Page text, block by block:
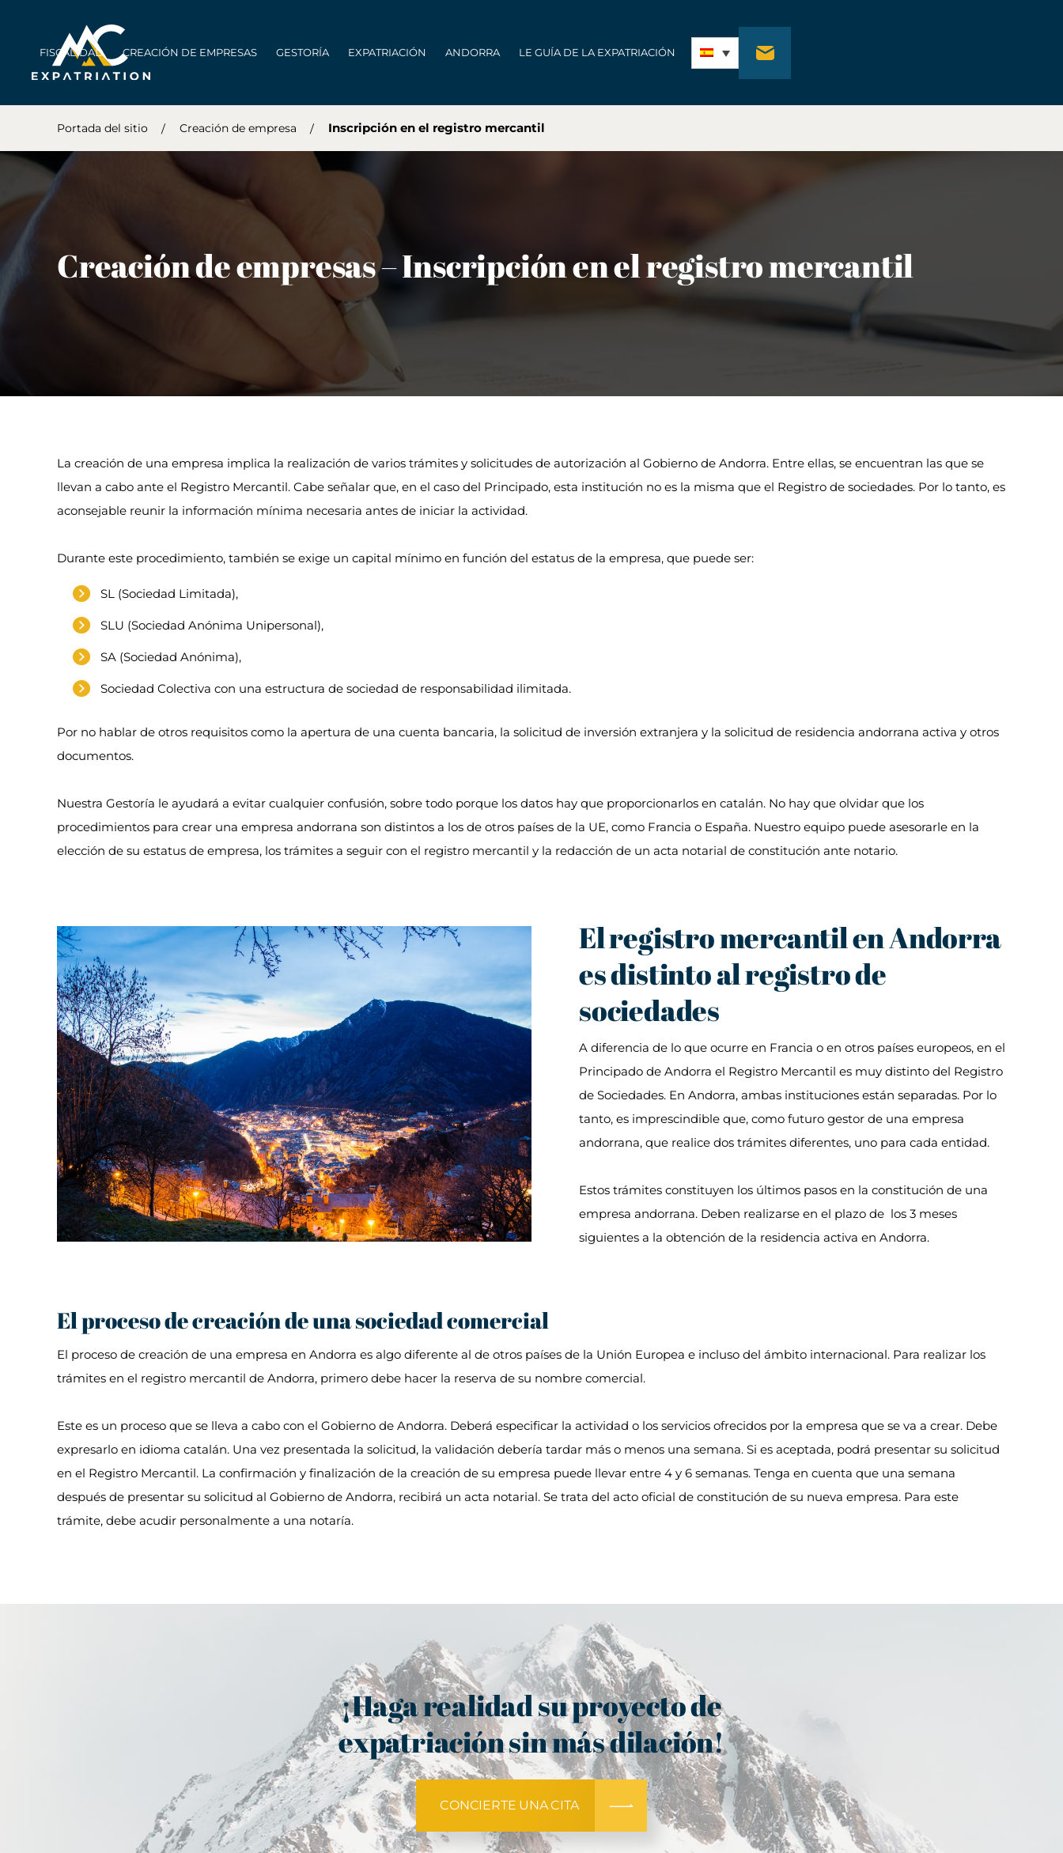
FISCALIDAD CREACIÓN DE EMPRESAS GESTORÍA EXPATRIACIÓN ANDORRA LE GUÍA DE LA EXPATRIACIÓN
Portada del sitio Creación de empresa Inscripción en el registro mercantil
Creación de empresas – Inscripción en el registro mercantil
La creación de una empresa implica la realización de varios trámites y solicitudes de autorización al Gobierno de Andorra. Entre ellas, se encuentran las que se
llevan a cabo ante el Registro Mercantil. Cabe señalar que, en el caso del Principado, esta institución no es la misma que el Registro de sociedades. Por lo tanto, es
aconsejable reunir la información mínima necesaria antes de iniciar la actividad.
Durante este procedimiento, también se exige un capital mínimo en función del estatus de la empresa, que puede ser:
SL (Sociedad Limitada),
SLU (Sociedad Anónima Unipersonal),
SA (Sociedad Anónima),
Sociedad Colectiva con una estructura de sociedad de responsabilidad ilimitada.
Por no hablar de otros requisitos como la apertura de una cuenta bancaria, la solicitud de inversión extranjera y la solicitud de residencia andorrana activa y otros
documentos.
Nuestra Gestoría le ayudará a evitar cualquier confusión, sobre todo porque los datos hay que proporcionarlos en catalán. No hay que olvidar que los
procedimientos para crear una empresa andorrana son distintos a los de otros países de la UE, como Francia o España. Nuestro equipo puede asesorarle en la
elección de su estatus de empresa, los trámites a seguir con el registro mercantil y la redacción de un acta notarial de constitución ante notario.
El registro mercantil en Andorra
es distinto al registro de
sociedades
A diferencia de lo que ocurre en Francia o en otros países europeos, en el
Principado de Andorra el Registro Mercantil es muy distinto del Registro
de Sociedades. En Andorra, ambas instituciones están separadas. Por lo
tanto, es imprescindible que, como futuro gestor de una empresa
andorrana, que realice dos trámites diferentes, uno para cada entidad.
Estos trámites constituyen los últimos pasos en la constitución de una
empresa andorrana. Deben realizarse en el plazo de los 3 meses
siguientes a la obtención de la residencia activa en Andorra.
El proceso de creación de una sociedad comercial
El proceso de creación de una empresa en Andorra es algo diferente al de otros países de la Unión Europea e incluso del ámbito internacional. Para realizar los
trámites en el registro mercantil de Andorra, primero debe hacer la reserva de su nombre comercial.
Este es un proceso que se lleva a cabo con el Gobierno de Andorra. Deberá especificar la actividad o los servicios ofrecidos por la empresa que se va a crear. Debe
expresarlo en idioma catalán. Una vez presentada la solicitud, la validación debería tardar más o menos una semana. Si es aceptada, podrá presentar su solicitud
en el Registro Mercantil. La confirmación y finalización de la creación de su empresa puede llevar entre 4 y 6 semanas. Tenga en cuenta que una semana
después de presentar su solicitud al Gobierno de Andorra, recibirá un acta notarial. Se trata del acto oficial de constitución de su nueva empresa. Para este
trámite, debe acudir personalmente a una notaría.
¡Haga realidad su proyecto de
expatriación sin más dilación!
CONCIERTE UNA CITA